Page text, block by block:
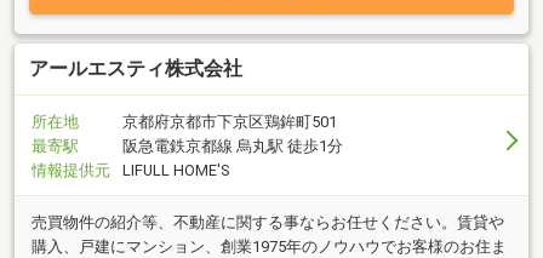
アールエスティ株式会社
所在地
京都府京都市下京区鶏鉾町501
最寄駅
阪急電鉄京都線 烏丸駅 徒歩1分
情報提供元
LIFULL HOME'S
売買物件の紹介等、不動産に関する事ならお任せください。賃貸や
購入、戸建にマンション、創業1975年のノウハウでお客様のお住ま